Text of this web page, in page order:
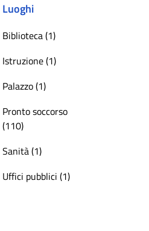
Luoghi
Biblioteca (1)
Istruzione (1)
Palazzo (1)
Pronto soccorso
(110)
Sanità (1)
Uffici pubblici (1)